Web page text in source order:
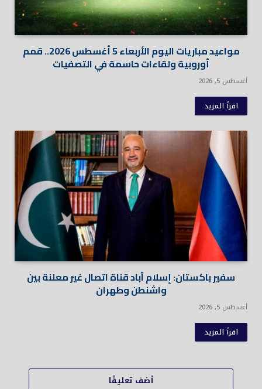
مواعيد مباريات اليوم الأربعاء 5 أغسطس 2026.. قمم
أوروبية ولقاءات حاسمة في التصفيات
أغسطس 5, 2026
اقرأ المزيد
سفير باكستان: إسلام آباد قناة اتصال غير معلنة بين
واشنطن وطهران
أغسطس 5, 2026
اقرأ المزيد
أضف تعليقًا